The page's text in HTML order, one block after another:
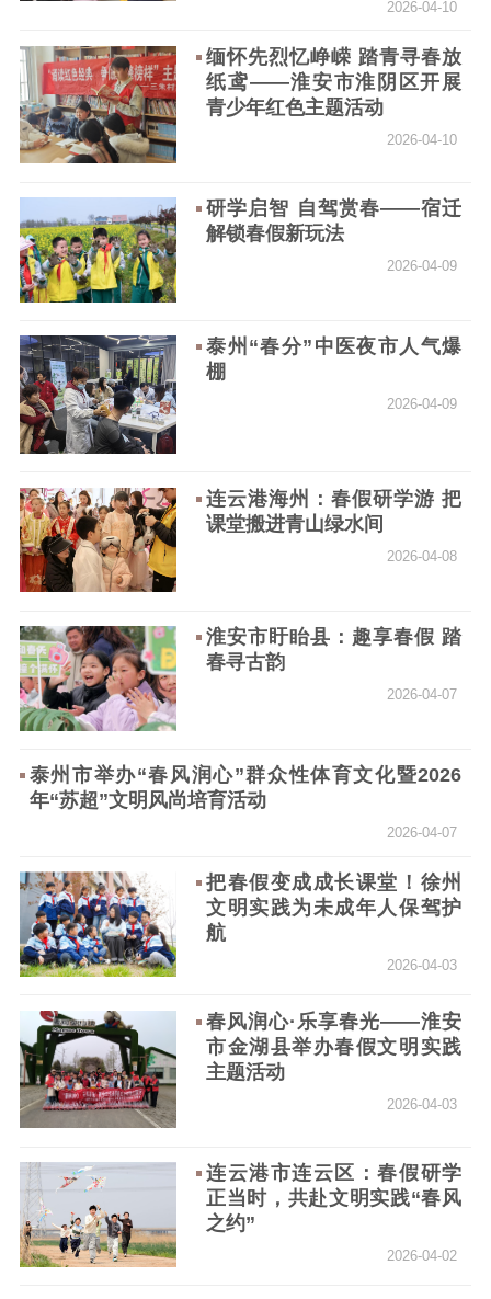
2026-04-10
缅怀先烈忆峥嵘 踏青寻春放
纸鸢——淮安市淮阴区开展
青少年红色主题活动
2026-04-10
研学启智 自驾赏春——宿迁
解锁春假新玩法
2026-04-09
泰州“春分”中医夜市人气爆
棚
2026-04-09
连云港海州：春假研学游 把
课堂搬进青山绿水间
2026-04-08
淮安市盱眙县：趣享春假 踏
春寻古韵
2026-04-07
泰州市举办“春风润心”群众性体育文化暨2026
年“苏超”文明风尚培育活动
2026-04-07
把春假变成成长课堂！徐州
文明实践为未成年人保驾护
航
2026-04-03
春风润心·乐享春光——淮安
市金湖县举办春假文明实践
主题活动
2026-04-03
连云港市连云区：春假研学
正当时，共赴文明实践“春风
之约”
2026-04-02